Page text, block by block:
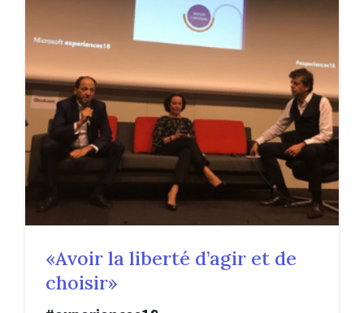
«Avoir la liberté d’agir et de
choisir»